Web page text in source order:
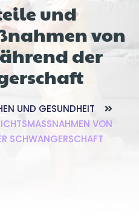
und
von
der
UND GESUNDHEIT
VON P
SCHWANGERSCHAFT